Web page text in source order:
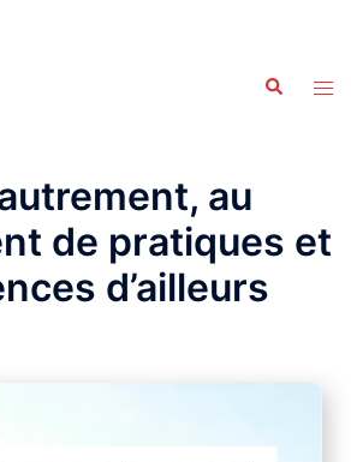
au
de pratiques et
d’ailleurs